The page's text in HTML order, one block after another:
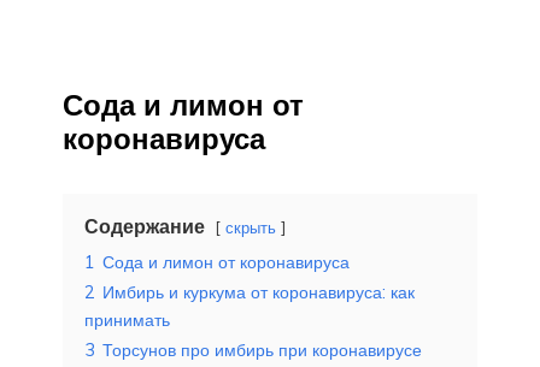
Сода и лимон от
коронавируса
Содержание скрыть
1 Сода и лимон от коронавируса
2 Имбирь и куркума от коронавируса: как
принимать
3 Торсунов про имбирь при коронавирусе